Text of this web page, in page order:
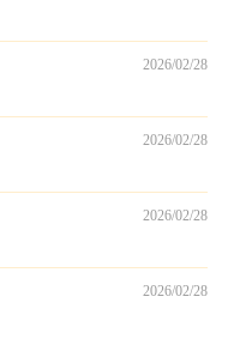
2026/02/28
2026/02/28
2026/02/28
2026/02/28